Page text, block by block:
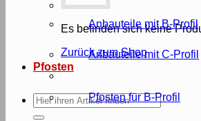
Es befinden sich keine
Zurück zum Shop
Suche
nach:
Anbauteile mit B-Profil
Anbauteile mit C-Profil
Pfosten
Pfosten für B-Profil